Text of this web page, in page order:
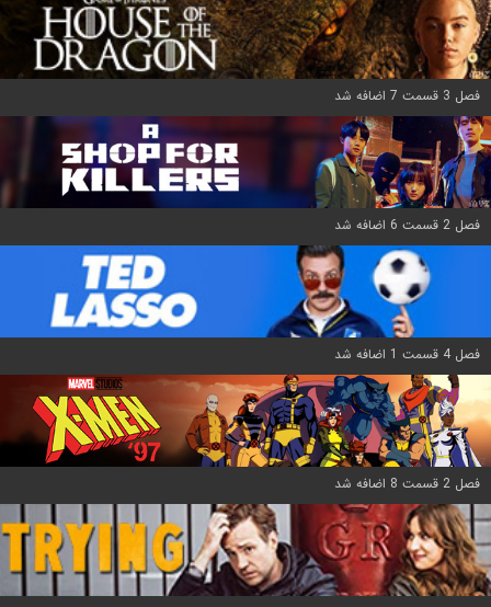
فصل 3 قسمت 7 اضافه شد
فصل 2 قسمت 6 اضافه شد
فصل 4 قسمت 1 اضافه شد
فصل 2 قسمت 8 اضافه شد